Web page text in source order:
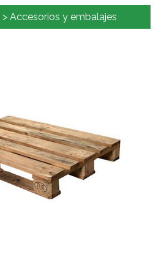
>Accesorios y embalajes